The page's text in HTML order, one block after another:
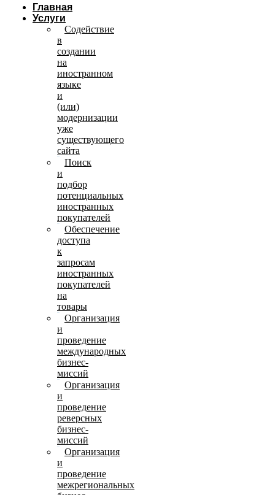
Главная
Услуги
Содействие
в
создании
на
иностранном
языке
и
(или)
модернизации
уже
существующего
сайта
Поиск
и
подбор
потенциальных
иностранных
покупателей
Обеспечение
доступа
к
запросам
иностранных
покупателей
на
товары
Организация
и
проведение
международных
бизнес-
миссий
Организация
и
проведение
реверсных
бизнес-
миссий
Организация
и
проведение
межрегиональных